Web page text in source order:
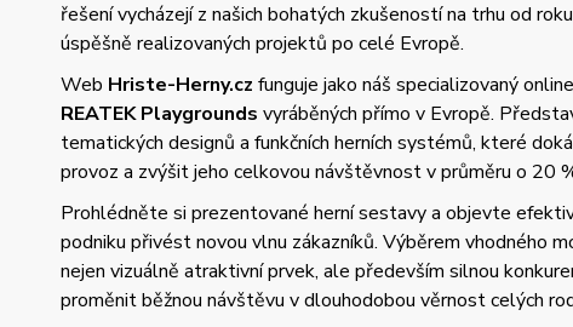
řešení vycházejí z našich bohatých zkušeností na trhu od
úspěšně realizovaných projektů po celé Evropě.
Web Hriste-Herny.cz funguje jako náš specializovaný
REATEK Playgrounds vyráběných přímo v Evropě.
tematických designů a funkčních herních systémů, které
provoz a zvýšit jeho celkovou návštěvnost v průměru o 20
Prohlédněte si prezentované herní sestavy a objevte
podniku přivést novou vlnu zákazníků. Výběrem vhodného
nejen vizuálně atraktivní prvek, ale především silnou
proměnit běžnou návštěvu v dlouhodobou věrnost celých